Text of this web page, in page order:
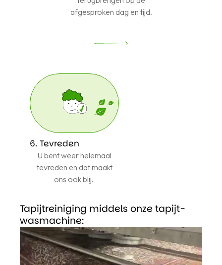
afgesproken dag en tijd.
6. Tevreden
U bent weer helemaal
tevreden en dat maakt
ons ook blij.
Tapijtreiniging middels onze tapijt-
wasmachine: